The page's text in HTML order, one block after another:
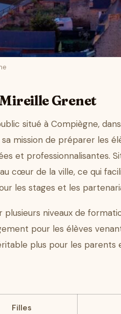
Grenet
situé à Compiègne,
mission de préparer les
et professionnalisantes.
cœur de la ville, ce qui
les stages et les
niveaux de
pour les élèves
plus pour les parents
Filles